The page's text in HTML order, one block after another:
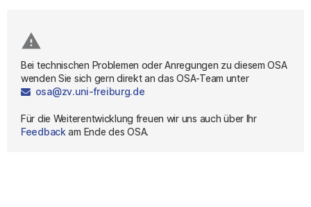
report_problem
Bei technischen Problemen oder Anregungen zu diesem OSA
wenden Sie sich gern direkt an das OSA-Team unter
osa@zv.uni-freiburg.de
Für die Weiterentwicklung freuen wir uns auch über Ihr
Feedback am Ende des OSA.